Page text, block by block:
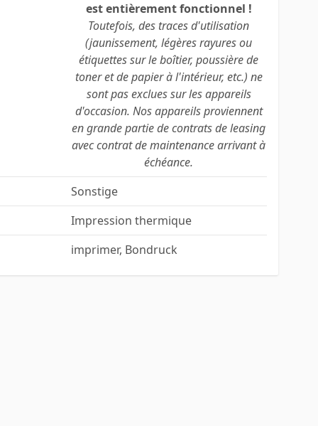
est entièrement fonctionnel !
Toutefois, des traces d'utilisation
(jaunissement, légères rayures ou
étiquettes sur le boîtier, poussière de
toner et de papier à l'intérieur, etc.) ne
sont pas exclues sur les appareils
d'occasion. Nos appareils proviennent
en grande partie de contrats de leasing
avec contrat de maintenance arrivant à
échéance.
Sonstige
Impression thermique
imprimer, Bondruck